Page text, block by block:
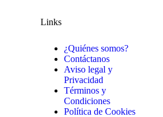
Links
¿Quiénes somos?
Contáctanos
Aviso legal y
Privacidad
Términos y
Condiciones
Política de Cookies